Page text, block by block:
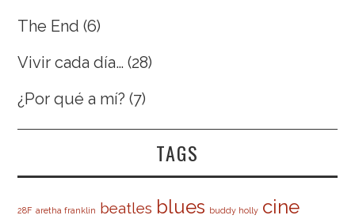
The End (6)
Vivir cada día… (28)
¿Por qué a mí? (7)
TAGS
28F aretha franklin beatles blues buddy holly cine